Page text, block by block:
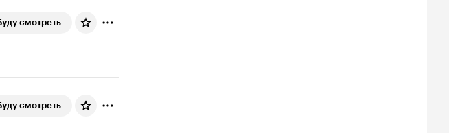
смотреть
смотреть